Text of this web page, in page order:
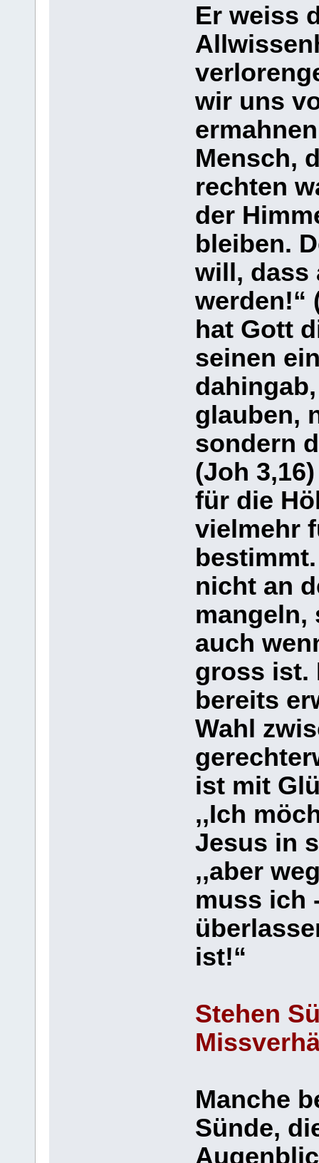
Er weiss
wir uns
Mensch,
rechten
der
bleiben.
will, dass
werden!“
hat Gott
seinen
glauben,
sondern
(Joh
für die
vielmehr
nicht an
mangeln,
auch
gross ist.
bereits
Wahl
ist mit
,,Ich
Jesus in
,,aber
muss ich
ist!“
Stehen
Manche
Sünde,